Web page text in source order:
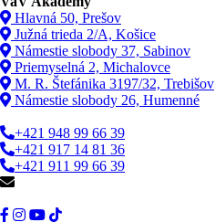
Hlavná 50, Prešov
Južná trieda 2/A, Košice
Námestie slobody 37, Sabinov
Priemyselná 2, Michalovce
M. R. Štefánika 3197/32, Trebišov
Námestie slobody 26, Humenné
+421 948 99 66 39
+421 917 14 81 36
+421 911 99 66 39